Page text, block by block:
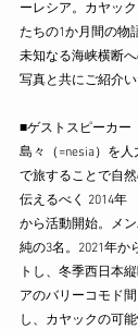
ーレシア。カヤッ
たちの1か月間の物
未知なる海峡横断
写真と共にご紹介い
■ゲストスピーカー
島々（=nesia）を
で旅することで自
伝えるべく 2014年
から活動開始。メ
純の3名。2021年か
トし、冬季西日本
アのバリーコモド
し、カヤックの可